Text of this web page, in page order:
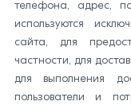
телефона, адрес,
используются
сайта, для
частности, для
для выполнения
пользователи и